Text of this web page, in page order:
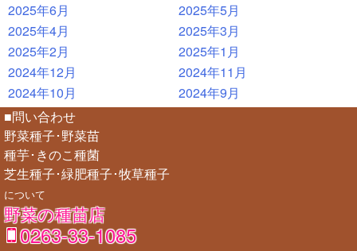
2025年6月
2025年5月
2025年4月
2025年3月
2025年2月
2025年1月
2024年12月
2024年11月
2024年10月
2024年9月
■問い合わせ
野菜種子･野菜苗
種芋･きのこ種菌
芝生種子･緑肥種子･牧草種子
について
野菜の種苗店
0263-33-1085